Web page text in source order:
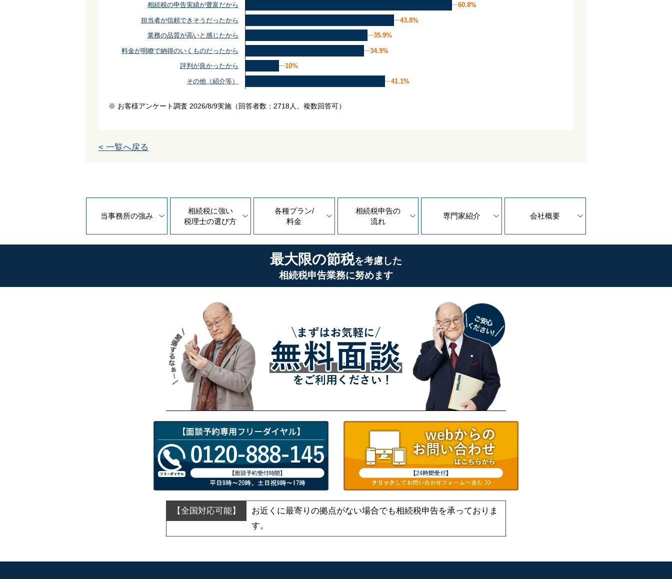
相続税の申告実績が豊富だから
担当者が信頼できそうだったから
業務の品質が高いと感じたから
料金が明瞭で納得のいくものだったから
評判が良かったから
その他（紹介等）
60.8%
60.8%
43.8%
43.8%
35.9%
35.9%
34.9%
34.9%
10%
10%
41.1%
41.1%
※ お客様アンケート調査 2026/8/9実施 （回答者数：2718人、複数回答可）
< 一覧へ戻る
当事務所の強み
相続税に強い
税理士の選び方
各種プラン/
料金
相続税申告の
流れ
専門家紹介 会社概要
最大限の節税を考慮した
相続税申告業務に努めます
お近くに最寄りの拠点がない場合でも相続税申告を承っておりま
す。